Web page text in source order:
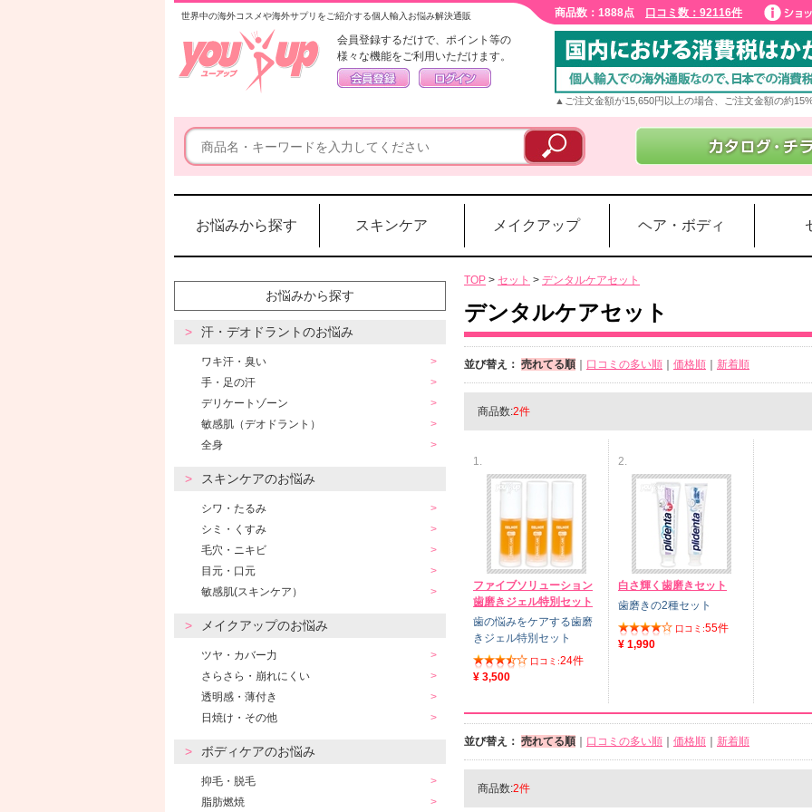
世界中の海外コスメや海外サプリをご紹介する個人輸入お悩み解決通販 商品数：1888点 口コミ数：92116件
会員登録するだけで、ポイント等の
様々な機能をご利用いただけます。
▲ご注文金額が15,650円以上の場合、ご注文金額の約
お悩みから探す スキンケア メイクアップ ヘア・ボディ
お悩みから探す
汗・デオドラントのお悩み
ワキ汗・臭い
手・足の汗
デリケートゾーン
敏感肌（デオドラント）
全身
スキンケアのお悩み
シワ・たるみ
シミ・くすみ
毛穴・ニキビ
目元・口元
敏感肌(スキンケア）
メイクアップのお悩み
ツヤ・カバー力
さらさら・崩れにくい
透明感・薄付き
日焼け・その他
ボディケアのお悩み
抑毛・脱毛
脂肪燃焼
TOP > セット > デンタルケアセット
デンタルケアセット
並び替え： 売れてる順 口コミの多い順 価格順 新着順
商品数:2件
1.
ファイブソリューション
歯磨きジェル特別セット
歯の悩みをケアする歯磨
きジェル特別セット
口コミ:24件
¥ 3,500
2.
白さ輝く歯磨きセット
歯磨きの2種セット
口コミ:55件
¥ 1,990
並び替え： 売れてる順 口コミの多い順 価格順 新着順
商品数:2件